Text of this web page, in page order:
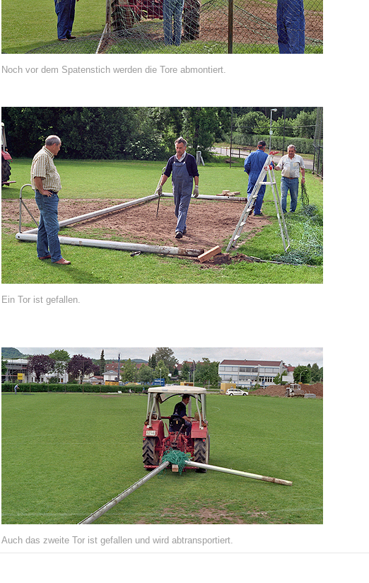
Noch vor dem Spatenstich werden die Tore abmontiert.
Ein Tor ist gefallen.
Auch das zweite Tor ist gefallen und wird abtransportiert.